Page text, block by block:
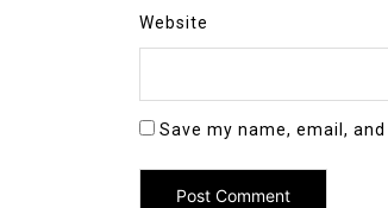
Website
Save my name, email,